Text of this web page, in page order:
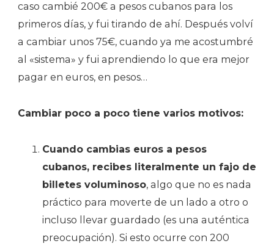
caso cambié 200€ a pesos cubanos para los
primeros días, y fui tirando de ahí. Después volví
a cambiar unos 75€, cuando ya me acostumbré
al «sistema» y fui aprendiendo lo que era mejor
pagar en euros, en pesos…
Cambiar poco a poco tiene varios motivos:
Cuando cambias euros a pesos
cubanos, recibes literalmente un fajo de
billetes voluminoso, algo que no es nada
práctico para moverte de un lado a otro o
incluso llevar guardado (es una auténtica
preocupación). Si esto ocurre con 200